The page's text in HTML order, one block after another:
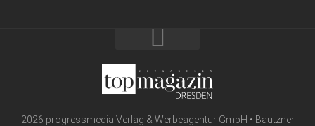
2026 progressmedia Verlag & Werbeagentur GmbH • Bautzner